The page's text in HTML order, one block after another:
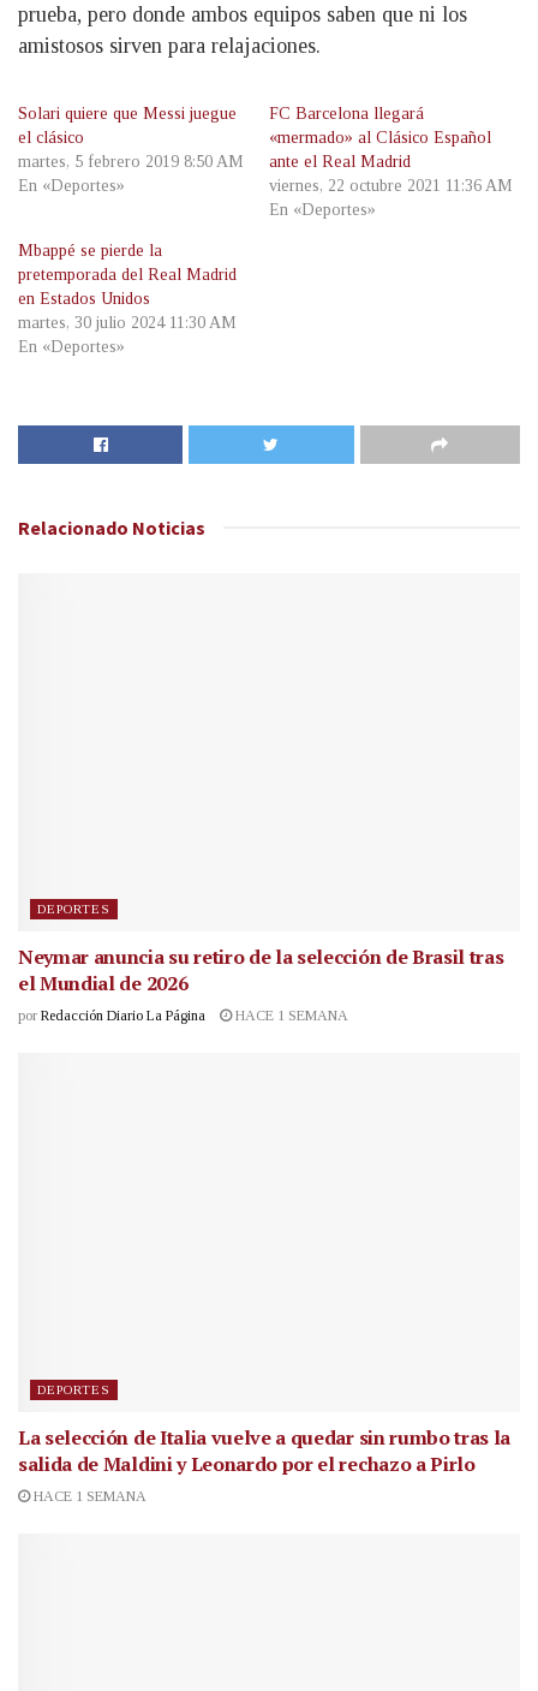
prueba, pero donde ambos equipos saben que ni los
amistosos sirven para relajaciones.
Solari quiere que Messi juegue
el clásico
martes, 5 febrero 2019 8:50 AM
En «Deportes»
FC Barcelona llegará
«mermado» al Clásico Español
ante el Real Madrid
viernes, 22 octubre 2021 11:36 AM
En «Deportes»
Mbappé se pierde la
pretemporada del Real Madrid
en Estados Unidos
martes, 30 julio 2024 11:30 AM
En «Deportes»
Relacionado Noticias
DEPORTES
Neymar anuncia su retiro de la selección de Brasil tras
el Mundial de 2026
por Redacción Diario La Página HACE 1 SEMANA
DEPORTES
La selección de Italia vuelve a quedar sin rumbo tras la
salida de Maldini y Leonardo por el rechazo a Pirlo
HACE 1 SEMANA